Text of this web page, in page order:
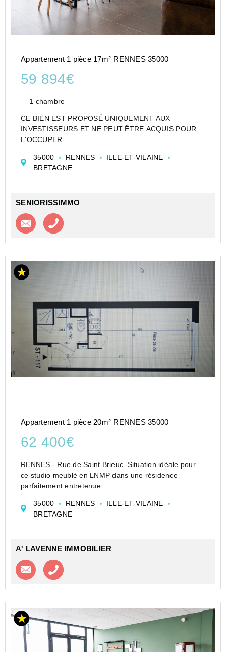
Appartement 1 pièce 17m² RENNES 35000
59 894€
1 chambre
CE BIEN EST PROPOSÉ UNIQUEMENT AUX
INVESTISSEURS ET NE PEUT ÊTRE ACQUIS POUR
L'OCCUPER
ETUDIANTE DE TYPE STUDIO DE 17 M² À RENNES -
MÉTROPOLIS - GLOBAL EXPLOITATION
35000 RENNES
ILLE-ET-VILAINE
BRETAGNE
SENIORISSIMMO
Contacter l'agence
Appartement 1 pièce 20m² RENNES 35000
62 400€
RENNES - Rue de Saint Brieuc. Situation idéale pour
ce studio meublé en LNMP dans une résidence
parfaitement entretenue:
pièce à vivre composée d'une kitchenette sur séjour -
chambre.
35000 RENNES
ILLE-ET-VILAINE
BRETAGNE
A' LAVENNE IMMOBILIER
Contacter l'agence